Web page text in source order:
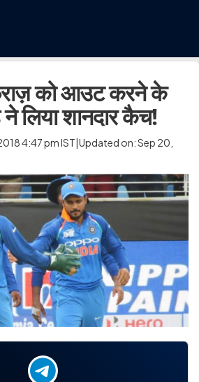
को आउट करने के
ने लिया शानदार कैच!
4:47 pm IST|Updated on: Sep 20,